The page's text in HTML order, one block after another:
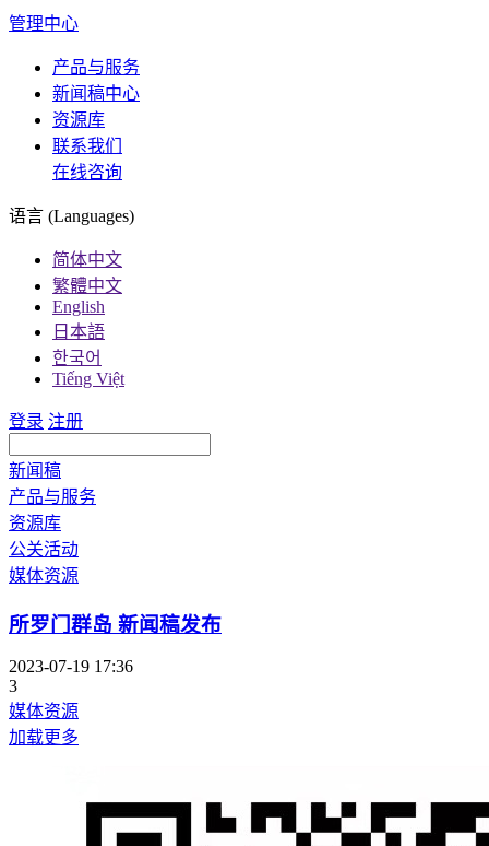
管理中心
产品与服务
新闻稿中心
资源库
联系我们
在线咨询
语言 (Languages)
简体中文
繁體中文
English
日本語
한국어
Tiếng Việt
登录 注册
新闻稿
产品与服务
资源库
公关活动
媒体资源
所罗门群岛 新闻稿发布
2023-07-19 17:36
3
媒体资源
加载更多